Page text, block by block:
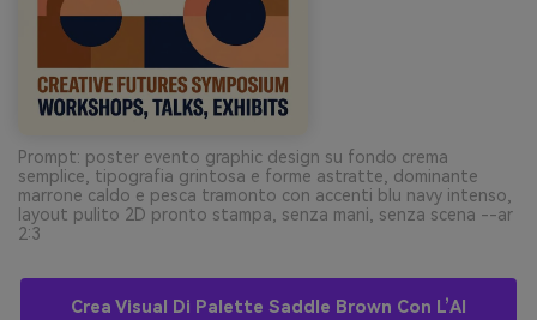
Prompt: poster evento graphic design su fondo crema
semplice, tipografia grintosa e forme astratte, dominante
marrone caldo e pesca tramonto con accenti blu navy intenso,
layout pulito 2D pronto stampa, senza mani, senza scena --ar
2:3
Crea Visual Di Palette Saddle Brown Con L’AI